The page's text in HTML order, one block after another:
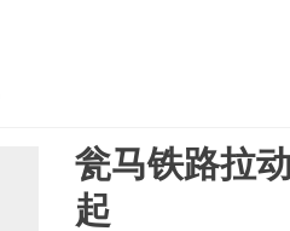
瓮马铁路拉
起